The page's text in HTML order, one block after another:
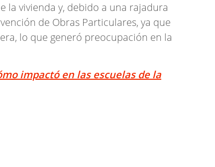
la vivienda y, debido a una rajadura
de Obras Particulares, ya que
lo que generó preocupación en la
impactó en las escuelas de la